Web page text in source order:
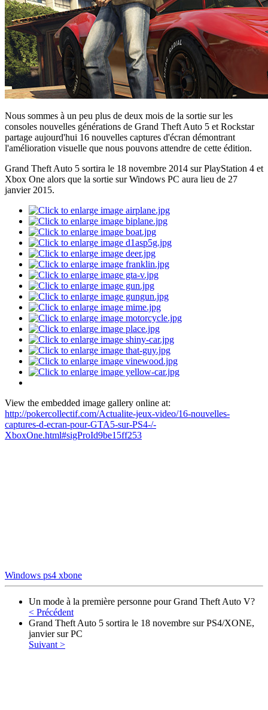
Nous sommes à un peu plus de deux mois de la sortie sur les
consoles nouvelles générations de Grand Theft Auto 5 et Rockstar
partage aujourd'hui 16 nouvelles captures d'écran démontrant
l'amélioration visuelle que nous pouvons attendre de cette édition.
Grand Theft Auto 5 sortira le 18 novembre 2014 sur PlayStation 4 et
Xbox One alors que la sortie sur Windows PC aura lieu de 27
janvier 2015.
View the embedded image gallery online at:
http://pokercollectif.com/Actualite-jeux-video/16-nouvelles-
captures-d-ecran-pour-GTA5-sur-PS4-/-
XboxOne.html#sigProId9be15ff253
Windows ps4 xbone
Un mode à la première personne pour Grand Theft Auto V?
< Précédent
Grand Theft Auto 5 sortira le 18 novembre sur PS4/XONE,
janvier sur PC
Suivant >